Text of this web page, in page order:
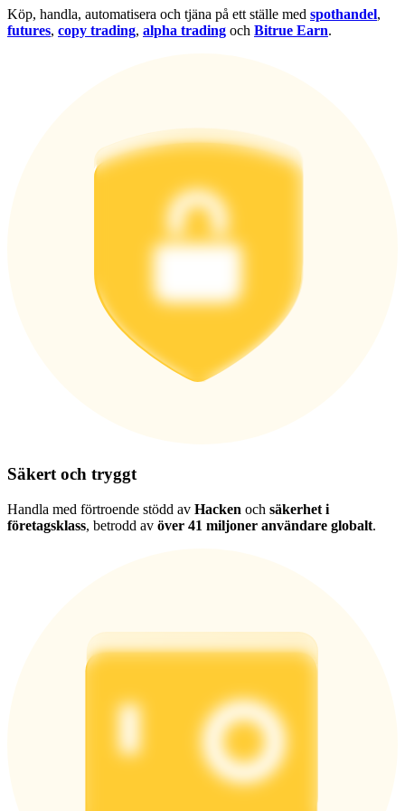
Logga inBli Medlem
Köp, handla, automatisera och tjäna på ett ställe med spothandel,
futures, copy trading, alpha trading och Bitrue Earn.
Säkert och tryggt
Handla med förtroende stödd av Hacken och säkerhet i
företagsklass, betrodd av över 41 miljoner användare globalt.